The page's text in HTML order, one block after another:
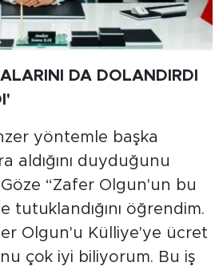
DA DOLANDIRDI
yöntemle başka
aldığını duyduğunu
“Zafer Olgun'un bu
tutuklandığını öğrendim.
Olgun'u Külliye'ye ücret
çok iyi biliyorum. Bu iş